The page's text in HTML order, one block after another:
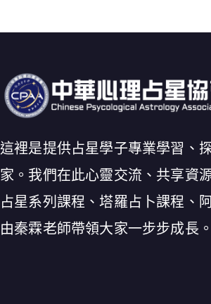
這裡是提供占星學子專業學習、
家。我們在此心靈交流、共享資
占星系列課程、塔羅占卜課程、
由秦霖老師帶領大家一步步成長。